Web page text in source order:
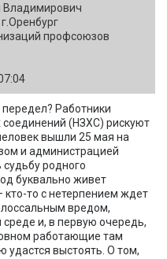
Владимирович
профсоюзов
Работники
(НЗХС) рискуют
вышли 25 мая на
и администрацией
родного
буквально живет
то с нетерпением ждет
вредом,
и, в первую очередь,
работающие там
удастся выстоять. О том,